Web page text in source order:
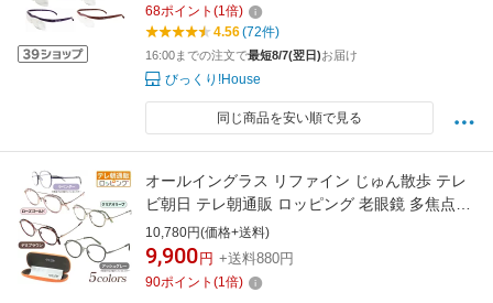
68ポイント (1倍)
4.56(72件)
16:00までの注文で最短8/7(翌日)お届け
びっくり!House
同じ商品を安い順で見る
オールイングラス リファイン じゅん散歩 テレ
ビ朝日 テレ朝通販 ロッピング 老眼鏡 多焦点レ
ンズ 紫外線 ブルーライト カット 日本製
10,780円(価格+送料)
9,900 円 +送料880円
90ポイント (1倍)